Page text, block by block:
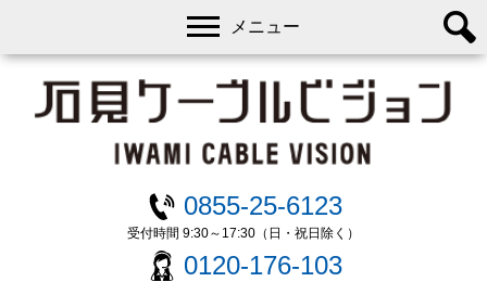
0855-25-6123
受付時間 9:30～17:30（日・祝日除く）
0120-176-103
メニュー